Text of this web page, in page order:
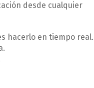
desde cualquier
hacerlo en tiempo real.